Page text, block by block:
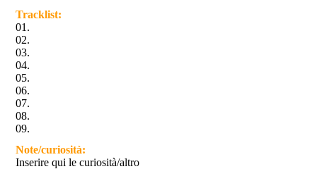
Tracklist:
01.
02.
03.
04.
05.
06.
07.
08.
09.
Note/curiosità:
Inserire qui le curiosità/altro